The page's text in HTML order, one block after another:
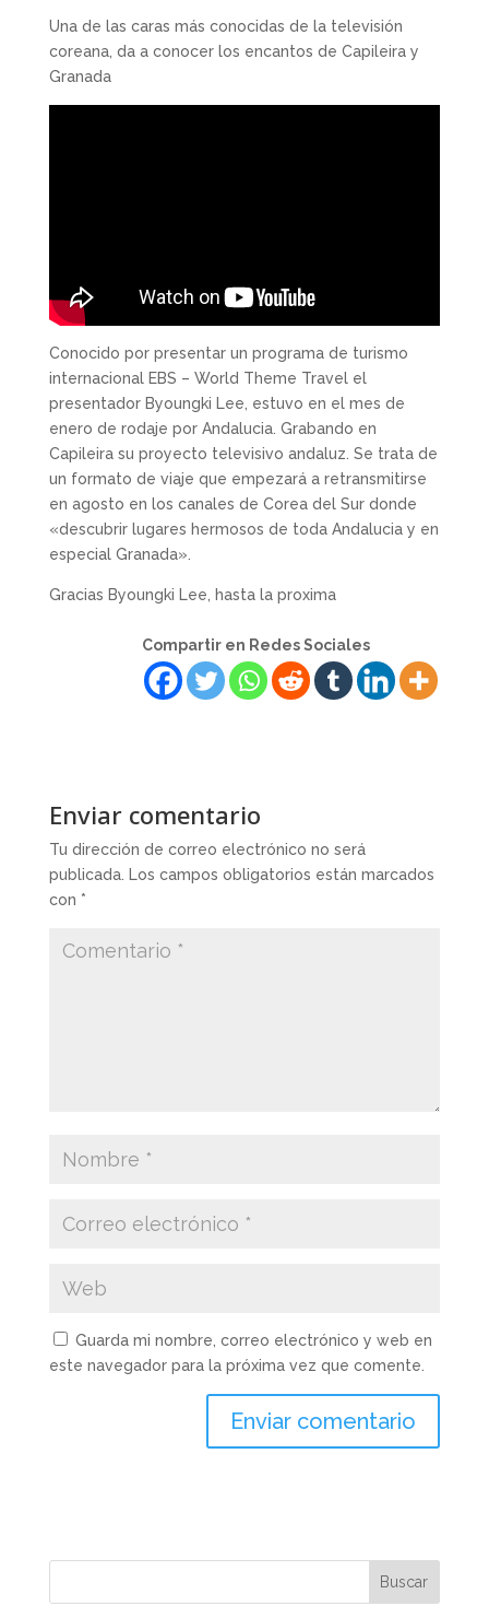
Una de las caras más conocidas de la televisión
coreana, da a conocer los encantos de Capileira y
Granada
Conocido por presentar un programa de turismo
internacional EBS – World Theme Travel el
presentador Byoungki Lee, estuvo en el mes de
enero de rodaje por Andalucia. Grabando en
Capileira su proyecto televisivo andaluz. Se trata de
un formato de viaje que empezará a retransmitirse
en agosto en los canales de Corea del Sur donde
«descubrir lugares hermosos de toda Andalucia y en
especial Granada».
Gracias Byoungki Lee, hasta la proxima
Compartir en Redes Sociales
Enviar comentario
Tu dirección de correo electrónico no será
publicada. Los campos obligatorios están marcados
con *
Guarda mi nombre, correo electrónico y web en
este navegador para la próxima vez que comente.
Buscar